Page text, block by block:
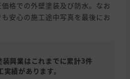
格での外壁塗装及び防水。なお
安心の施工途中写真を最後にお
装興業はこれまでに累計3件
実績があります。